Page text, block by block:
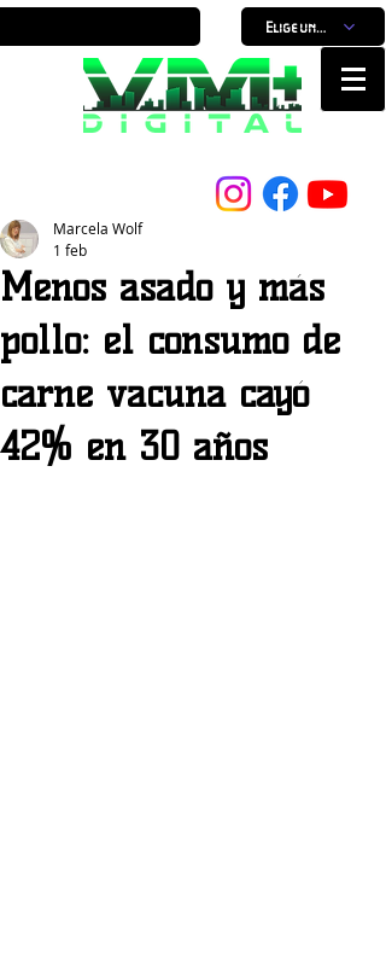
Elige un horario
Menos asado y más
pollo: el consumo de
carne vacuna cayó
42% en 30 años
Marcela Wolf
1 feb